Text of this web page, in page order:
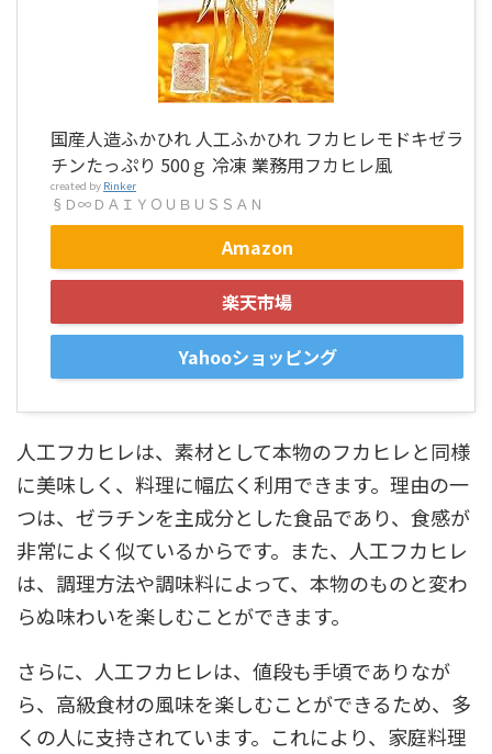
国産人造ふかひれ 人工ふかひれ フカヒレモドキゼラ
チンたっぷり 500ｇ 冷凍 業務用フカヒレ風
created by Rinker
§Ｄ∞ＤＡＩＹＯＵＢＵＳＳＡＮ
Amazon
楽天市場
Yahooショッピング
人工フカヒレは、素材として本物のフカヒレと同様
に美味しく、料理に幅広く利用できます。理由の一
つは、ゼラチンを主成分とした食品であり、食感が
非常によく似ているからです。また、人工フカヒレ
は、調理方法や調味料によって、本物のものと変わ
らぬ味わいを楽しむことができます。
さらに、人工フカヒレは、値段も手頃でありなが
ら、高級食材の風味を楽しむことができるため、多
くの人に支持されています。これにより、家庭料理